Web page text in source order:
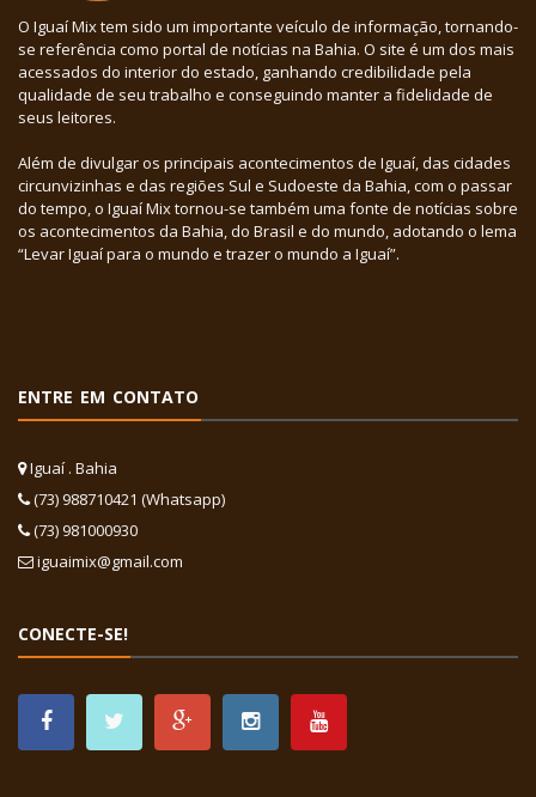
O Iguaí Mix tem sido um importante veículo de informação, tornando-
se referência como portal de notícias na Bahia. O site é um dos mais
acessados do interior do estado, ganhando credibilidade pela
qualidade de seu trabalho e conseguindo manter a fidelidade de
seus leitores.
Além de divulgar os principais acontecimentos de Iguaí, das cidades
circunvizinhas e das regiões Sul e Sudoeste da Bahia, com o passar
do tempo, o Iguaí Mix tornou-se também uma fonte de notícias sobre
os acontecimentos da Bahia, do Brasil e do mundo, adotando o lema
“Levar Iguaí para o mundo e trazer o mundo a Iguaí”.
ENTRE EM CONTATO
Iguaí . Bahia
(73) 988710421 (Whatsapp)
(73) 981000930
iguaimix@gmail.com
CONECTE-SE!